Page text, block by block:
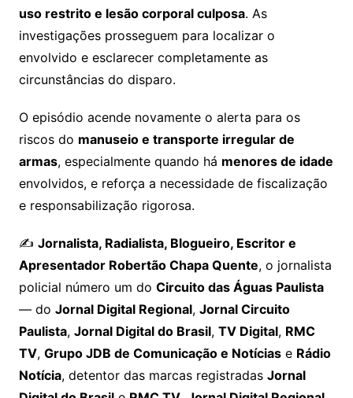
uso restrito e lesão corporal culposa. As
investigações prosseguem para localizar o
envolvido e esclarecer completamente as
circunstâncias do disparo.
O episódio acende novamente o alerta para os
riscos do manuseio e transporte irregular de
armas, especialmente quando há menores de idade
envolvidos, e reforça a necessidade de fiscalização
e responsabilização rigorosa.
✍️ Jornalista, Radialista, Blogueiro, Escritor e
Apresentador Robertão Chapa Quente, o jornalista
policial número um do Circuito das Águas Paulista
— do Jornal Digital Regional, Jornal Circuito
Paulista, Jornal Digital do Brasil, TV Digital, RMC
TV, Grupo JDB de Comunicação e Notíciase Rádio
Notícia, detentor das marcas registradas Jornal